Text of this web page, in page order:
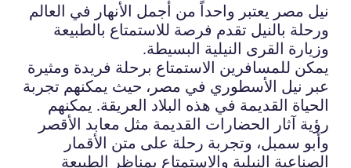
نيل مصر يعتبر واحداً من أجمل الأنهار في العالم
ورحلة بالنيل تقدم فرصة للاستمتاع بالطبيعة
وزيارة القرى النيلية البسيطة.
يمكن للمسافرين الاستمتاع برحلة فريدة ومثيرة
عبر نيل الأسطوري في مصر، حيث يمكنهم تجربة
الحياة القديمة في هذه البلاد العريقة. يمكنهم
رؤية آثار الحضارات القديمة مثل معابد الأقصر
وأبو سمبل، وتجربة رحلة على متن الأقمار
الصناعية النيلية والاستمتاع بمناظر الطبيعة